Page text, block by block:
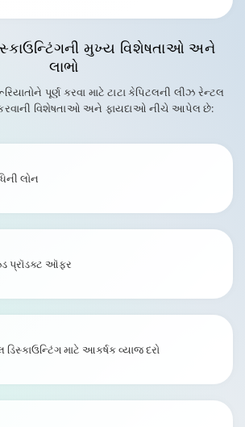
ની મુખ્ય વિશેષતાઓ અને
લાભો
પૂર્ણ કરવા માટે ટાટા કેપિટલની લીઝ રેન્ટલ
કરવાની વિશેષતાઓ અને ફાયદાઓ નીચે આપેલ છે:
લોન
પ્રૉડક્ટ ઑફર
માટે આકર્ષક વ્યાજ દરો